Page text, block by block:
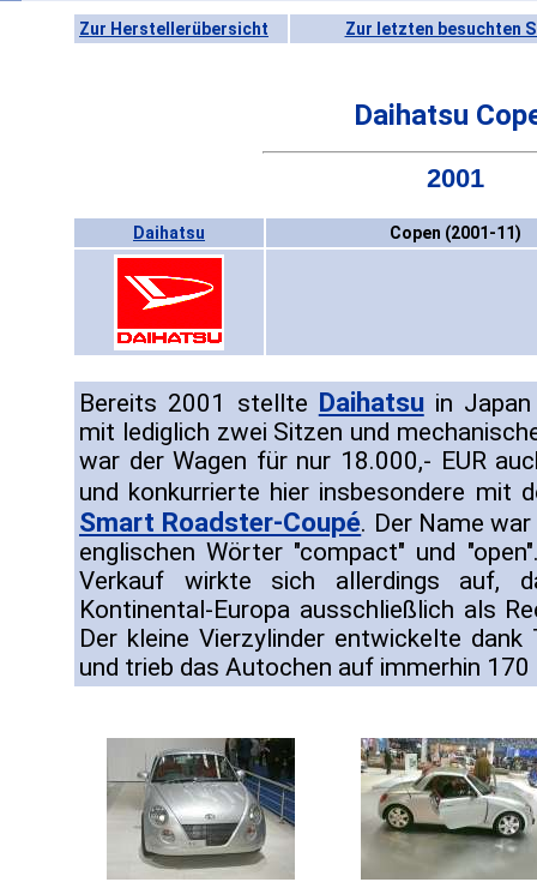
Zur Herstellerübersicht Zur letzten besuchten
Daihatsu
2001
Daihatsu Copen (2001-11)
Bereits 2001 stellte Daihatsuin Japan
mit lediglich zwei Sitzen und
war der Wagen für nur 18.000,- EUR
und konkurrierte hier insbesondere mit
Smart Roadster-Coupé. Der Name
englischen Wörter "compact" und
Verkauf wirkte sich allerdings auf,
Kontinental-Europa ausschließlich als
Der kleine Vierzylinder entwickelte
und trieb das Autochen auf immerhin